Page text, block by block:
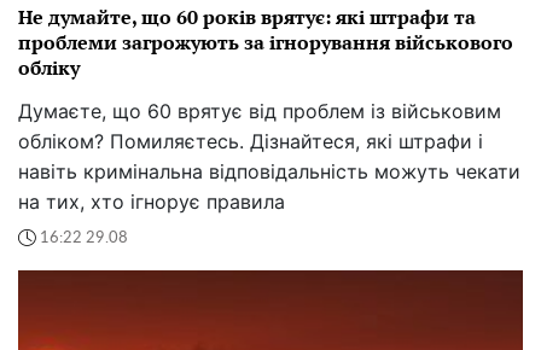
Не думайте, що 60 років врятує: які штрафи та
проблеми загрожують за ігнорування військового
обліку
Думаєте, що 60 врятує від проблем із військовим
обліком? Помиляєтесь. Дізнайтеся, які штрафи і
навіть кримінальна відповідальність можуть чекати
на тих, хто ігнорує правила
16:22 29.08